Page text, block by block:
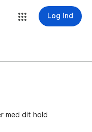
Log ind
med dit hold